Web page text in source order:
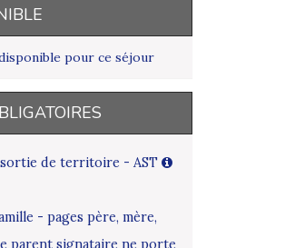
pour ce séjour
de territoire - AST
- pages père, mère,
parent signataire ne porte